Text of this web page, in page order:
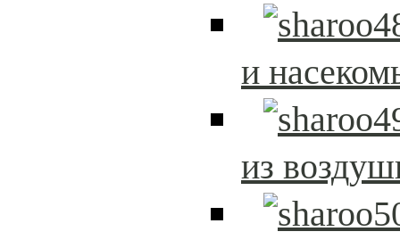
и
из